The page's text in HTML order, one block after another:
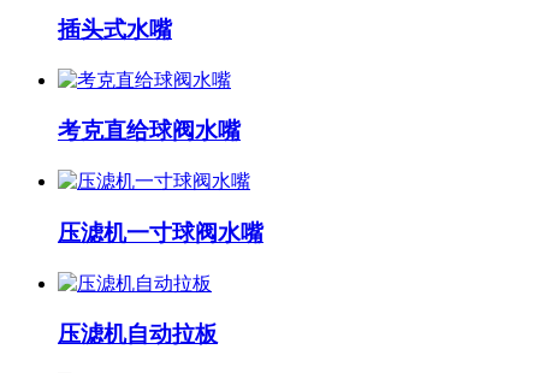
插头式水嘴
考克直给球阀水嘴
压滤机一寸球阀水嘴
压滤机自动拉板